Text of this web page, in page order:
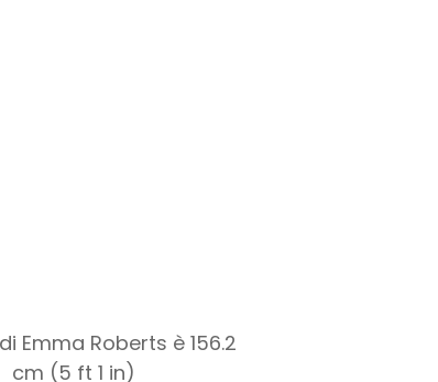
Emma Roberts è 156.2
cm (5 ft 1 in)